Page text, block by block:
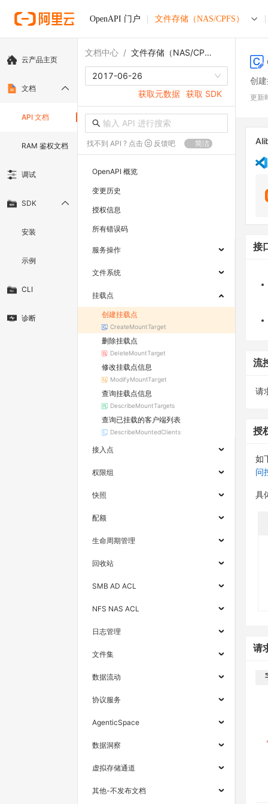
OpenAPI 门户 文件存储（NAS/CPFS）
云产品主页
文档
API 文档
RAM 鉴权文档
调试
SDK
安装
示例
CLI
诊断
文档中心 / 文件存储（NAS/CPFS）
2017-06-26
获取元数据 获取 SDK
找不到 API ? 点击 反馈吧 简洁
OpenAPI 概览
变更历史
授权信息
所有错误码
服务操作
文件系统
挂载点
创建挂载点
CreateMountTarget
删除挂载点
DeleteMountTarget
修改挂载点信息
ModifyMountTarget
查询挂载点信息
DescribeMountTargets
查询已挂载的客户端列表
DescribeMountedClients
接入点
权限组
快照
配额
生命周期管理
回收站
SMB AD ACL
NFS NAS ACL
日志管理
文件集
数据流动
协议服务
AgenticSpace
数据洞察
虚拟存储通道
其他-不发布文档
创
更新
接
流
请
授
如
问
具
请